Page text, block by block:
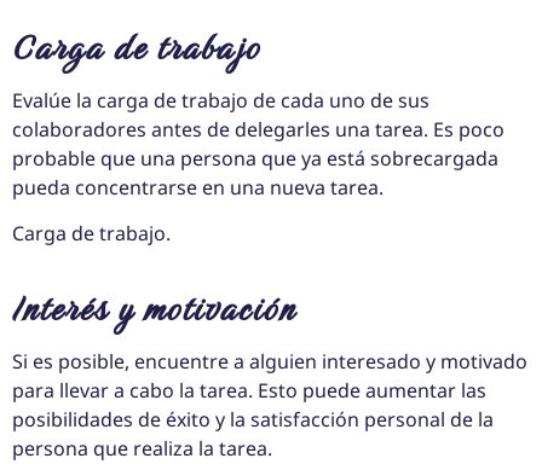
Carga de trabajo
Evalúe la carga de trabajo de cada uno de sus
colaboradores antes de delegarles una tarea. Es poco
probable que una persona que ya está sobrecargada
pueda concentrarse en una nueva tarea.
Carga de trabajo.
Interés y motivación
Si es posible, encuentre a alguien interesado y motivado
para llevar a cabo la tarea. Esto puede aumentar las
posibilidades de éxito y la satisfacción personal de la
persona que realiza la tarea.